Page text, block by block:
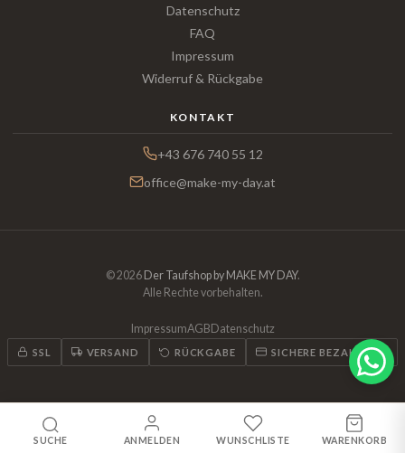
SUCHE ANMELDEN WUNSCHLISTE WARENKORB
Datenschutz
FAQ
Impressum
Widerruf & Rückgabe
KONTAKT
+43 676 740 55 12
office@make-my-day.at
© 2026 Der Taufshop by MAKE MY DAY.
Alle Rechte vorbehalten.
ImpressumAGB Datenschutz
SSL VERSAND RÜCKGABE SICHERE BEZAHLUNG